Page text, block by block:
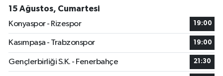
15 Ağustos, Cumartesi
Konyaspor - Rizespor
19:00
Kasımpaşa - Trabzonspor 19:00
Gençlerbirliği S.K. - Fenerbahçe 21:30